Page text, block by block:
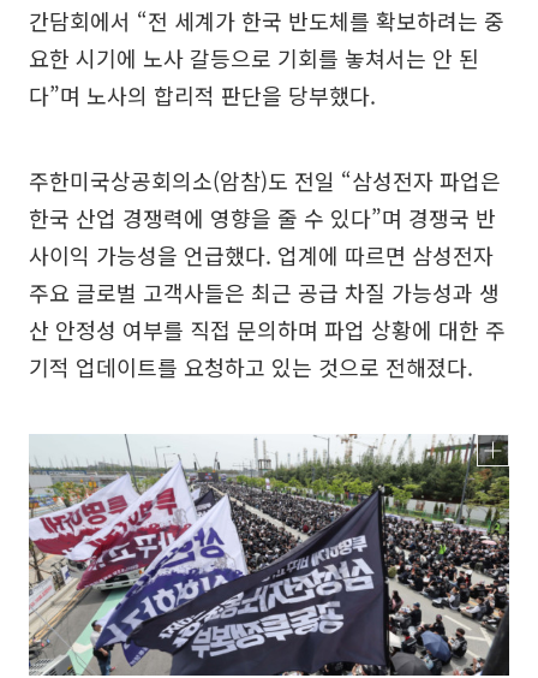
간담회에서 “전 세계가 한국 반도체를 확보하려는 중
요한 시기에 노사 갈등으로 기회를 놓쳐서는 안 된
다”며 노사의 합리적 판단을 당부했다.
주한미국상공회의소(암참)도 전일 “삼성전자 파업은
한국 산업 경쟁력에 영향을 줄 수 있다”며 경쟁국 반
사이익 가능성을 언급했다. 업계에 따르면 삼성전자
주요 글로벌 고객사들은 최근 공급 차질 가능성과 생
산 안정성 여부를 직접 문의하며 파업 상황에 대한 주
기적 업데이트를 요청하고 있는 것으로 전해졌다.